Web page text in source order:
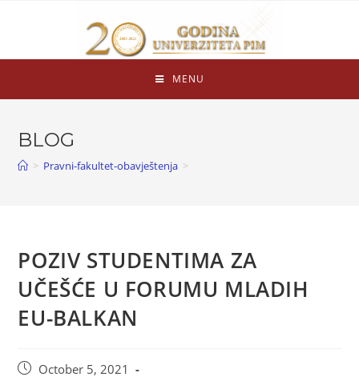
MENU
BLOG
> Pravni-fakultet-obavještenja >
POZIV STUDENTIMA ZA
UČEŠĆE U FORUMU MLADIH
EU-BALKAN
October 5, 2021